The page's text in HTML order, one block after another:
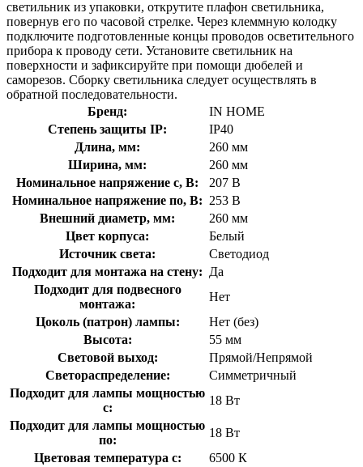
светильник из упаковки, открутите плафон светильника,
повернув его по часовой стрелке. Через клеммную колодку
подключите подготовленные концы проводов осветительного
прибора к проводу сети. Установите светильник на
поверхности и зафиксируйте при помощи дюбелей и
саморезов. Сборку светильника следует осуществлять в
обратной последовательности.
Бренд:
IN HOME
Степень защиты IP:
IP40
Длина, мм:
260 мм
Ширина, мм:
260 мм
Номинальное напряжение с, В:
207 В
Номинальное напряжение по, В: 253 В
Внешний диаметр, мм:
260 мм
Цвет корпуса:
Белый
Источник света:
Светодиод
Подходит для монтажа на стену: Да
Подходит для подвесного
монтажа:
Нет
Цоколь (патрон) лампы:
Нет (без)
Высота:
55 мм
Световой выход:
Прямой/Непрямой
Светораспределение:
Симметричный
Подходит для лампы мощностью
с:
18 Вт
Подходит для лампы мощностью
по:
18 Вт
Цветовая температура с:
6500 К